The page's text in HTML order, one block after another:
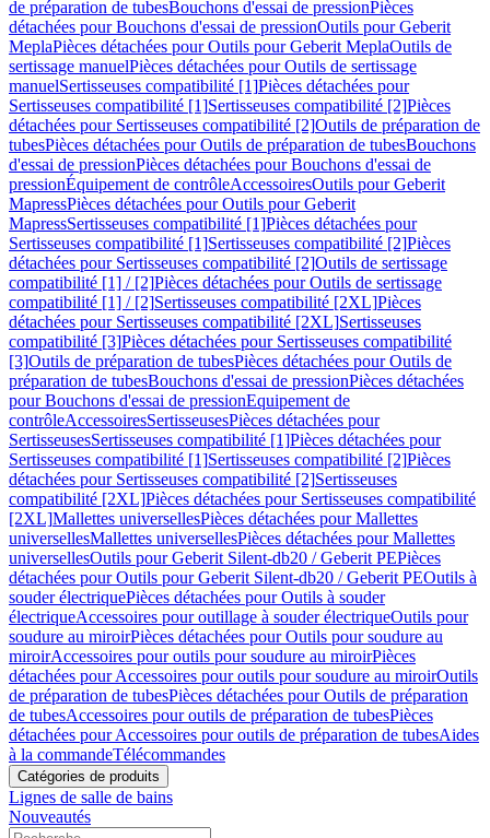
de préparation de tubesBouchons d'essai de pressionPièces
détachées pour Bouchons d'essai de pressionOutils pour Geberit
MeplaPièces détachées pour Outils pour Geberit MeplaOutils de
sertissage manuelPièces détachées pour Outils de sertissage
manuelSertisseuses compatibilité [1]Pièces détachées pour
Sertisseuses compatibilité [1]Sertisseuses compatibilité [2]Pièces
détachées pour Sertisseuses compatibilité [2]Outils de préparation de
tubesPièces détachées pour Outils de préparation de tubesBouchons
d'essai de pressionPièces détachées pour Bouchons d'essai de
pressionÉquipement de contrôleAccessoiresOutils pour Geberit
MapressPièces détachées pour Outils pour Geberit
MapressSertisseuses compatibilité [1]Pièces détachées pour
Sertisseuses compatibilité [1]Sertisseuses compatibilité [2]Pièces
détachées pour Sertisseuses compatibilité [2]Outils de sertissage
compatibilité [1] / [2]Pièces détachées pour Outils de sertissage
compatibilité [1] / [2]Sertisseuses compatibilité [2XL]Pièces
détachées pour Sertisseuses compatibilité [2XL]Sertisseuses
compatibilité [3]Pièces détachées pour Sertisseuses compatibilité
[3]Outils de préparation de tubesPièces détachées pour Outils de
préparation de tubesBouchons d'essai de pressionPièces détachées
pour Bouchons d'essai de pressionEquipement de
contrôleAccessoiresSertisseusesPièces détachées pour
SertisseusesSertisseuses compatibilité [1]Pièces détachées pour
Sertisseuses compatibilité [1]Sertisseuses compatibilité [2]Pièces
détachées pour Sertisseuses compatibilité [2]Sertisseuses
compatibilité [2XL]Pièces détachées pour Sertisseuses compatibilité
[2XL]Mallettes universellesPièces détachées pour Mallettes
universellesMallettes universellesPièces détachées pour Mallettes
universellesOutils pour Geberit Silent-db20 / Geberit PEPièces
détachées pour Outils pour Geberit Silent-db20 / Geberit PEOutils à
souder électriquePièces détachées pour Outils à souder
électriqueAccessoires pour outillage à souder électriqueOutils pour
soudure au miroirPièces détachées pour Outils pour soudure au
miroirAccessoires pour outils pour soudure au miroirPièces
détachées pour Accessoires pour outils pour soudure au miroirOutils
de préparation de tubesPièces détachées pour Outils de préparation
de tubesAccessoires pour outils de préparation de tubesPièces
détachées pour Accessoires pour outils de préparation de tubesAides
à la commandeTélécommandes
Catégories de produits
Lignes de salle de bains
Nouveautés